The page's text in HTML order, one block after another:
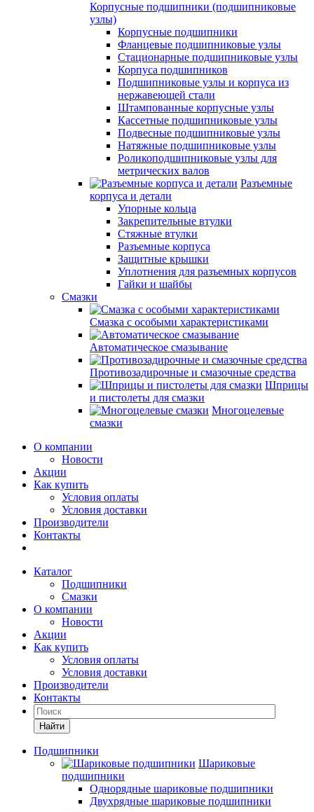
Корпусные подшипники (подшипниковые
узлы)
Корпусные подшипники
Фланцевые подшипниковые узлы
Стационарные подшипниковые узлы
Корпуса подшипников
Подшипниковые узлы и корпуса из
нержавеющей стали
Штампованные корпусные узлы
Кассетные подшипниковые узлы
Подвесные подшипниковые узлы
Натяжные подшипниковые узлы
Роликоподшипниковые узлы для
метрических валов
Разъемные
корпуса и детали
Упорные кольца
Закрепительные втулки
Стяжные втулки
Разъемные корпуса
Защитные крышки
Уплотнения для разъемных корпусов
Гайки и шайбы
Смазки
Смазка с особыми характеристиками
Автоматическое смазывание
Противозадирочные и смазочные средства
Шприцы
и пистолеты для смазки
Многоцелевые
смазки
О компании
Новости
Акции
Как купить
Условия оплаты
Условия доставки
Производители
Контакты
Каталог
Подшипники
Смазки
О компании
Новости
Акции
Как купить
Условия оплаты
Условия доставки
Производители
Контакты
Найти
Подшипники
Шариковые
подшипники
Однорядные шариковые подшипники
Двухрядные шариковые подшипники